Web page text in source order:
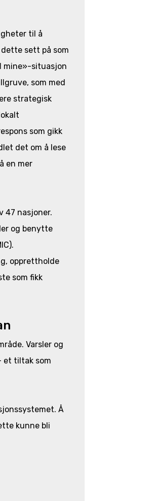
til å
sett på som
mine»-situasjon
som med
strategisk
som gikk
det om å lese
en mer
47 nasjoner.
og benytte
opprettholde
som fikk
Varsler og
et tiltak som
Å
kunne bli